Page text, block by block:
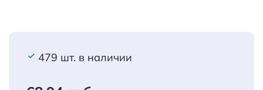
479 шт. в наличии